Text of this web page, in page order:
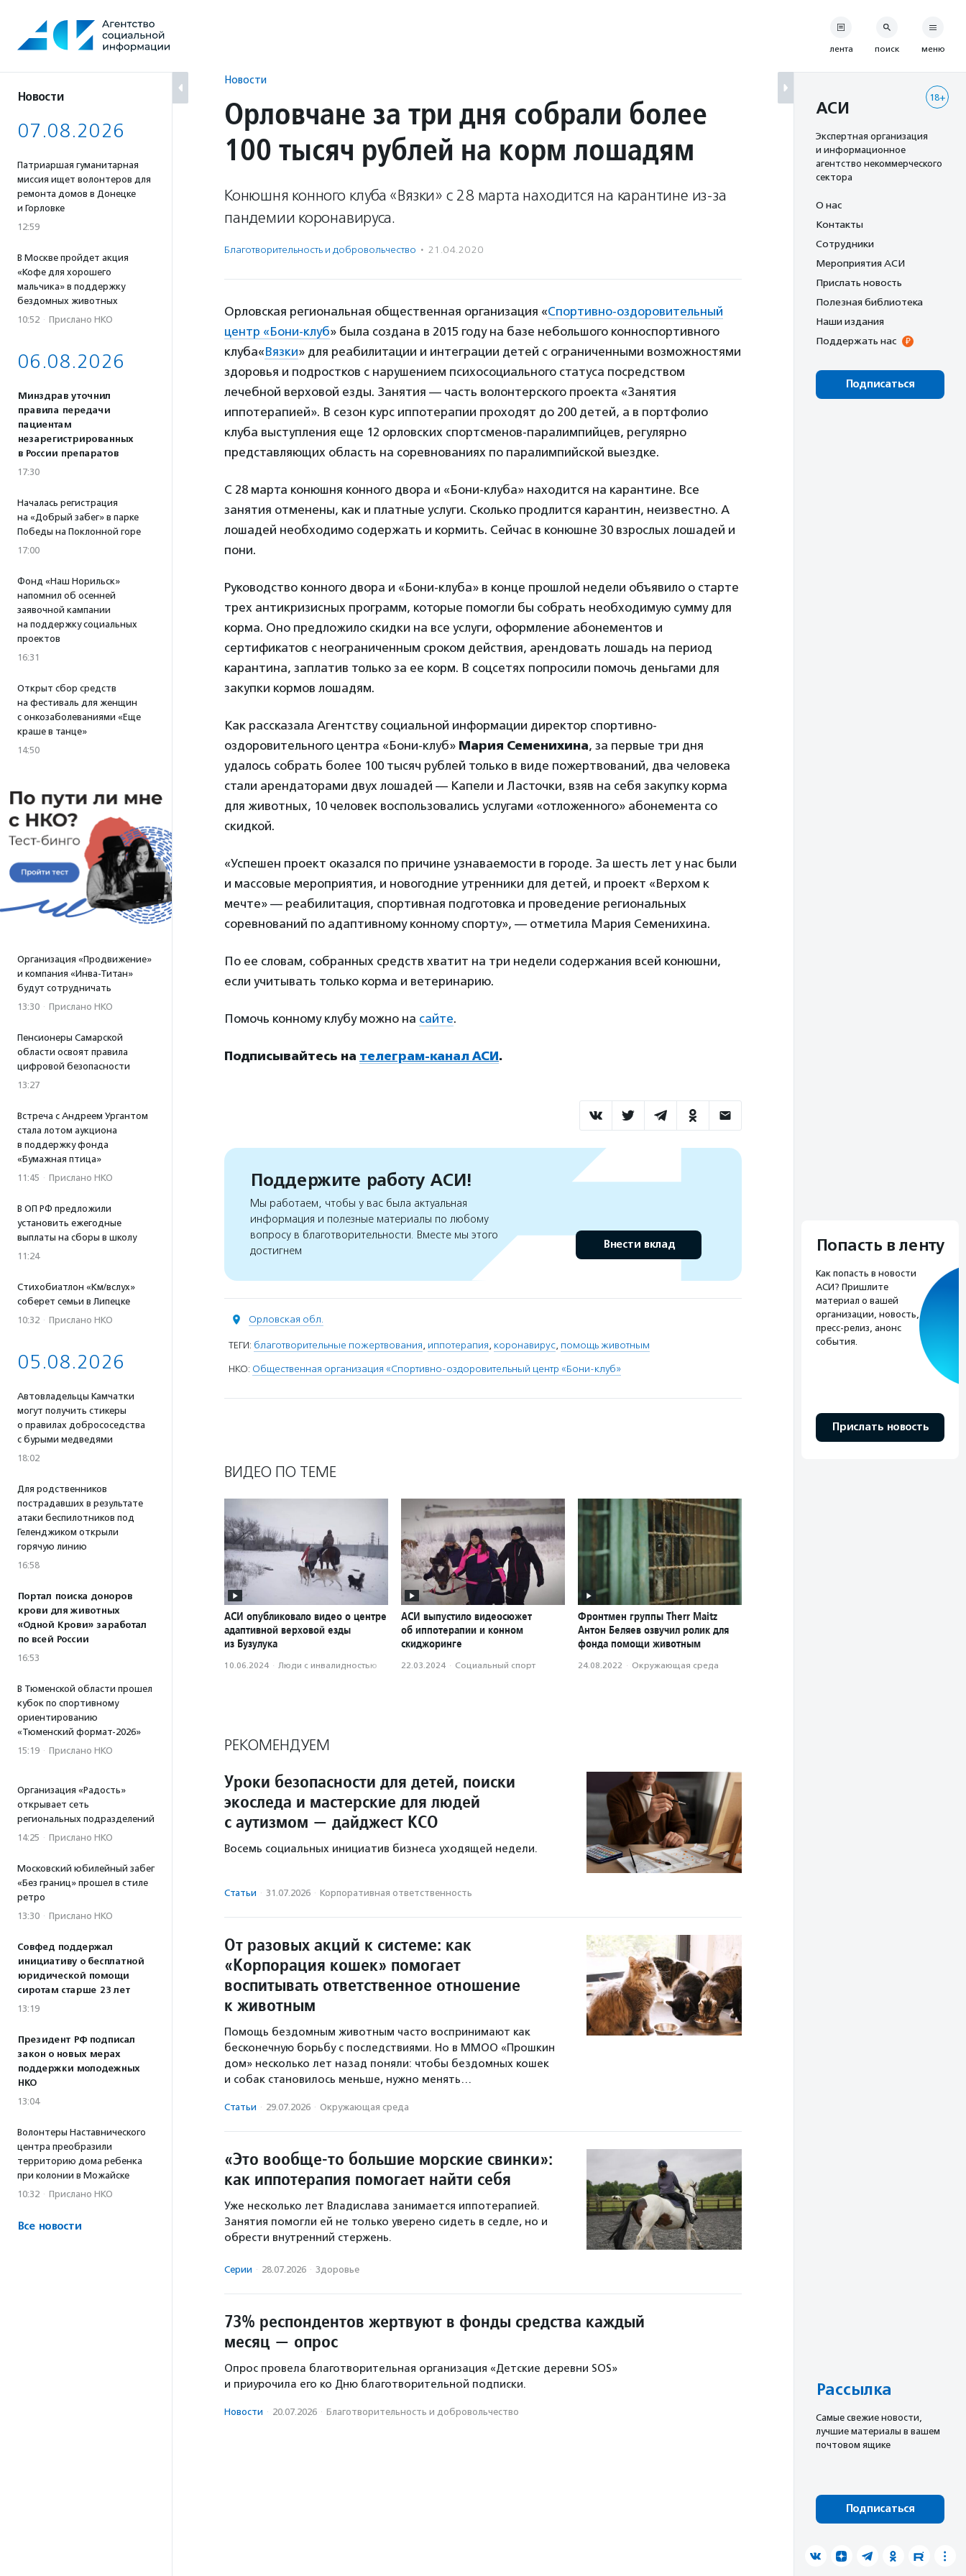
содержанию
Новости
07.08.2026
Патриаршая гуманитарная
миссия ищет волонтеров для
ремонта домов в Донецке
и Горловке
12:59
В Москве пройдет акция
«Кофе для хорошего
мальчика» в поддержку
бездомных животных
10:52 · Прислано НКО
06.08.2026
Минздрав уточнил
правила передачи
пациентам
незарегистрированных
в России препаратов
17:30
Началась регистрация
на «Добрый забег» в парке
Победы на Поклонной горе
17:00
Фонд «Наш Норильск»
напомнил об осенней
заявочной кампании
на поддержку социальных
проектов
16:31
Открыт сбор средств
на фестиваль для женщин
с онкозаболеваниями «Еще
краше в танце»
14:50
Организация «Продвижение»
и компания «Инва-Титан»
будут сотрудничать
13:30 · Прислано НКО
Пенсионеры Самарской
области освоят правила
цифровой безопасности
13:27
Встреча с Андреем Ургантом
стала лотом аукциона
в поддержку фонда
«Бумажная птица»
11:45 · Прислано НКО
В ОП РФ предложили
установить ежегодные
выплаты на сборы в школу
11:24
Стихобиатлон «Км/вслух»
соберет семьи в Липецке
10:32 · Прислано НКО
05.08.2026
Автовладельцы Камчатки
могут получить стикеры
о правилах добрососедства
с бурыми медведями
18:02
Для родственников
пострадавших в результате
атаки беспилотников под
Геленджиком открыли
горячую линию
16:58
Портал поиска доноров
крови для животных
«Одной Крови» заработал
по всей России
16:53
В Тюменской области прошел
кубок по спортивному
ориентированию
«Тюменский формат-2026»
15:19 · Прислано НКО
Организация «Радость»
открывает сеть
региональных подразделений
14:25 · Прислано НКО
Московский юбилейный забег
«Без границ» прошел в стиле
ретро
13:30 · Прислано НКО
Совфед поддержал
инициативу о бесплатной
юридической помощи
сиротам старше 23 лет
13:19
Президент РФ подписал
закон о новых мерах
поддержки молодежных
НКО
13:04
Волонтеры Наставнического
центра преобразили
территорию дома ребенка
при колонии в Можайске
10:32 · Прислано НКО
Все новости
Новости
Орловчане за три дня собрали более
100 тысяч рублей на корм лошадям
Конюшня конного клуба «Вязки» с 28 марта находится на карантине из-за
пандемии коронавируса.
Благотвори­тель­ность и доброволь­чест­во · 21.04.2020
Орловская региональная общественная организация «Спортивно-оздоровительный
центр «Бони-клуб» была создана в 2015 году на базе небольшого конноспортивного
клуба«Вязки» для реабилитации и интеграции детей с ограниченными возможностями
здоровья и подростков с нарушением психосоциального статуса посредством
лечебной верховой езды. Занятия — часть волонтерского проекта «Занятия
иппотерапией». В сезон курс иппотерапии проходят до 200 детей, а в портфолио
клуба выступления еще 12 орловских спортсменов-паралимпийцев, регулярно
представляющих область на соревнованиях по паралимпийской выездке.
С 28 марта конюшня конного двора и «Бони-клуба» находится на карантине. Все
занятия отменены, как и платные услуги. Сколько продлится карантин, неизвестно. А
лошадей необходимо содержать и кормить. Сейчас в конюшне 30 взрослых лошадей и
пони.
Руководство конного двора и «Бони-клуба» в конце прошлой недели объявило о старте
трех антикризисных программ, которые помогли бы собрать необходимую сумму для
корма. Оно предложило скидки на все услуги, оформление абонементов и
сертификатов с неограниченным сроком действия, арендовать лошадь на период
карантина, заплатив только за ее корм. В соцсетях попросили помочь деньгами для
закупки кормов лошадям.
Как рассказала Агентству социальной информации директор спортивно-
оздоровительного центра «Бони-клуб» Мария Семенихина, за первые три дня
удалось собрать более 100 тысяч рублей только в виде пожертвований, два человека
стали арендаторами двух лошадей — Капели и Ласточки, взяв на себя закупку корма
для животных, 10 человек воспользовались услугами «отложенного» абонемента со
скидкой.
«Успешен проект оказался по причине узнаваемости в городе. За шесть лет у нас были
и массовые мероприятия, и новогодние утренники для детей, и проект «Верхом к
мечте» — реабилитация, спортивная подготовка и проведение региональных
соревнований по адаптивному конному спорту», — отметила Мария Семенихина.
По ее словам, собранных средств хватит на три недели содержания всей конюшни,
если учитывать только корма и ветеринарию.
Помочь конному клубу можно на сайте.
Подписывайтесь на телеграм-канал АСИ.
Поддержите работу АСИ!
Мы работаем, чтобы у вас была актуальная
информация и полезные материалы по любому
вопросу в благотворительности. Вместе мы этого
достигнем
Внести вклад
Орловская обл.
ТЕГИ: благотворительные пожертвования, иппотерапия, коронавирус, помощь животным
НКО: Общественная организация «Спортивно-оздоровительный центр «Бони-клуб»
ВИДЕО ПО ТЕМЕ
АСИ опубликовало видео о центре
адаптивной верховой езды
из Бузулука
10.06.2024 · Люди с инвалидностью
АСИ выпустило видеосюжет
об иппотерапии и конном
скиджоринге
22.03.2024 · Социальный спорт
Фронтмен группы Therr Maitz
Антон Беляев озвучил ролик для
фонда помощи животным
24.08.2022 · Окружающая среда
РЕКОМЕНДУЕМ
Уроки безопасности для детей, поиски
экоследа и мастерские для людей
с аутизмом — дайджест КСО
Восемь социальных инициатив бизнеса уходящей недели.
Статьи · 31.07.2026 · Корпоративная ответственность
От разовых акций к системе: как
«Корпорация кошек» помогает
воспитывать ответственное отношение
к животным
Помощь бездомным животным часто воспринимают как
бесконечную борьбу с последствиями. Но в ММОО «Прошкин
дом» несколько лет назад поняли: чтобы бездомных кошек
и собак становилось меньше, нужно менять…
Статьи · 29.07.2026 · Окружающая среда
«Это вообще-то большие морские свинки»:
как иппотерапия помогает найти себя
Уже несколько лет Владислава занимается иппотерапией.
Занятия помогли ей не только уверено сидеть в седле, но и
обрести внутренний стержень.
Серии · 28.07.2026 · Здоровье
73% респондентов жертвуют в фонды средства каждый
месяц — опрос
Опрос провела благотворительная организация «Детские деревни SOS»
и приурочила его ко Дню благотворительной подписки.
Новости · 20.07.2026 · Благотвори­тель­ность и доброволь­чест­во
лента поиск меню
18+
АСИ
Экспертная организация
и информационное
агентство некоммерческого
сектора
О нас
Контакты
Сотрудники
Мероприятия АСИ
Прислать новость
Полезная библиотека
Наши издания
Поддержать нас
Подписаться
Попасть в ленту
Как попасть в новости
АСИ? Пришлите
материал о вашей
организации, новость,
пресс-релиз, анонс
события.
Прислать новость
Рассылка
Cамые свежие новости,
лучшие материалы в вашем
почтовом ящике
Подписаться